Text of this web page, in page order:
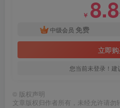
￥ 8.8
中级会员 免费
立即
您当前未登录！建
© 版权声明
文章版权归作者所有，未经允许请勿